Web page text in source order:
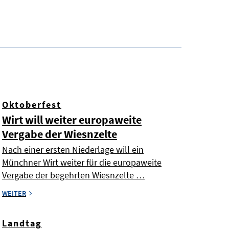
Oktoberfest
Wirt will weiter europaweite
Vergabe der Wiesnzelte
Nach einer ersten Niederlage will ein
Münchner Wirt weiter für die europaweite
Vergabe der begehrten Wiesnzelte …
WEITER
Landtag